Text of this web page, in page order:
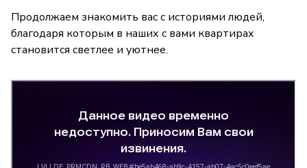
Продолжаем знакомить вас с историями людей,
благодаря которым в наших с вами квартирах
становится светлее и уютнее.